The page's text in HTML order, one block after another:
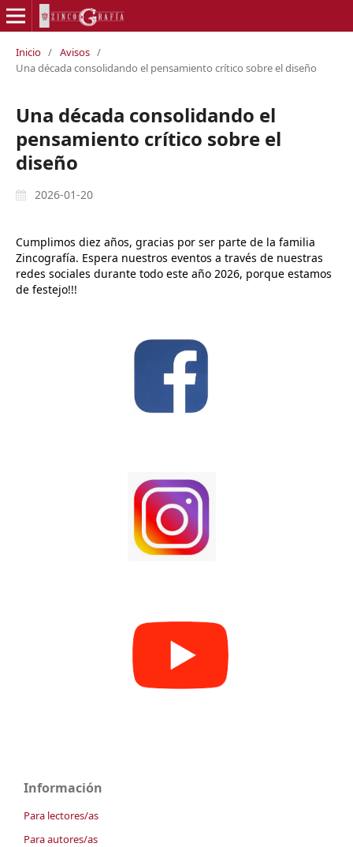
Inicio / Avisos /
Una década consolidando el pensamiento crítico sobre el diseño
Una década consolidando el
pensamiento crítico sobre el
diseño
2026-01-20
Cumplimos diez años, gracias por ser parte de la familia
Zincografía. Espera nuestros eventos a través de nuestras
redes sociales durante todo este año 2026, porque estamos
de festejo!!!
Información
Para lectores/as
Para autores/as